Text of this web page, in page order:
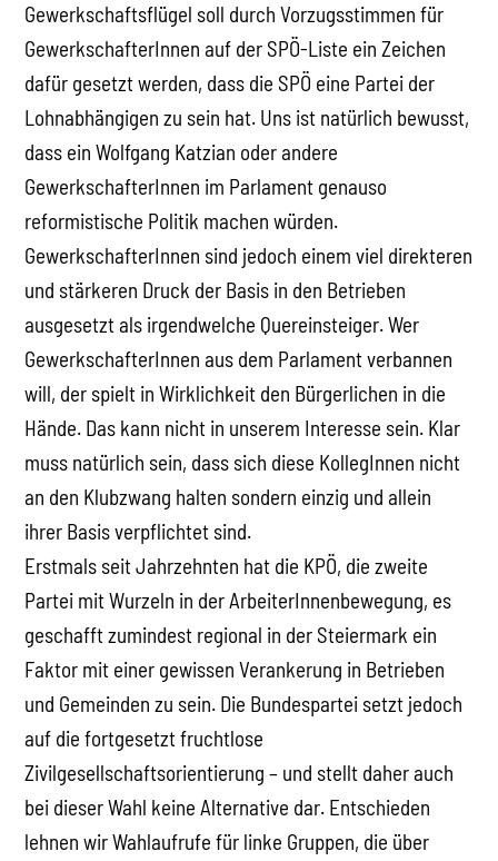
Gewerkschaftsflügel soll durch Vorzugsstimmen für
GewerkschafterInnen auf der SPÖ-Liste ein Zeichen
dafür gesetzt werden, dass die SPÖ eine Partei der
Lohnabhängigen zu sein hat. Uns ist natürlich bewusst,
dass ein Wolfgang Katzian oder andere
GewerkschafterInnen im Parlament genauso
reformistische Politik machen würden.
GewerkschafterInnen sind jedoch einem viel direkteren
und stärkeren Druck der Basis in den Betrieben
ausgesetzt als irgendwelche Quereinsteiger. Wer
GewerkschafterInnen aus dem Parlament verbannen
will, der spielt in Wirklichkeit den Bürgerlichen in die
Hände. Das kann nicht in unserem Interesse sein. Klar
muss natürlich sein, dass sich diese KollegInnen nicht
an den Klubzwang halten sondern einzig und allein
ihrer Basis verpflichtet sind.
Erstmals seit Jahrzehnten hat die KPÖ, die zweite
Partei mit Wurzeln in der ArbeiterInnenbewegung, es
geschafft zumindest regional in der Steiermark ein
Faktor mit einer gewissen Verankerung in Betrieben
und Gemeinden zu sein. Die Bundespartei setzt jedoch
auf die fortgesetzt fruchtlose
Zivilgesellschaftsorientierung – und stellt daher auch
bei dieser Wahl keine Alternative dar. Entschieden
lehnen wir Wahlaufrufe für linke Gruppen, die über